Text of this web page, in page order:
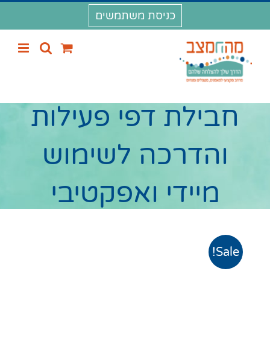
לתוכן
כניסת משתמשים
חבילת דפי פעילות
והדרכה לשימוש
מיידי ואפקטיבי
Sale!